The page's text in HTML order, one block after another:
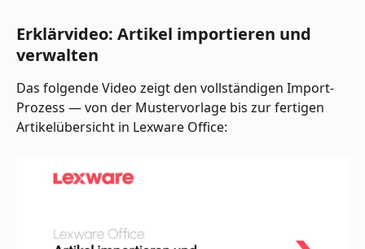
Erklärvideo: Artikel importieren und
verwalten
Das folgende Video zeigt den vollständigen Import-
Prozess — von der Mustervorlage bis zur fertigen
Artikelübersicht in Lexware Office: